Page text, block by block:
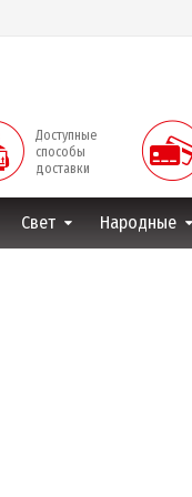
Доступные
способы
доставки
Свет Народные